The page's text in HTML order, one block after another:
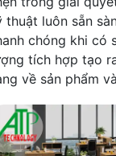
thuật luôn sẵn
chóng khi có
tích hợp tạo
về sản phẩm